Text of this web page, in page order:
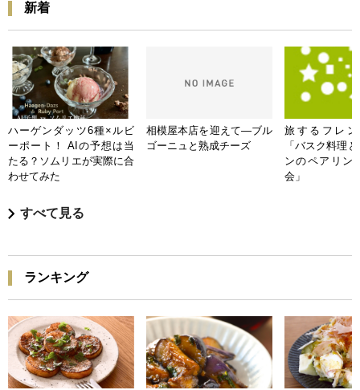
新着
ハーゲンダッツ6種×ルビ
ーポート！ AIの予想は当
たる？ソムリエが実際に合
わせてみた
相模屋本店を迎えて―ブル
ゴーニュと熟成チーズ
旅するフレン
「バスク料理
ンのペアリン
会」
すべて見る
ランキング